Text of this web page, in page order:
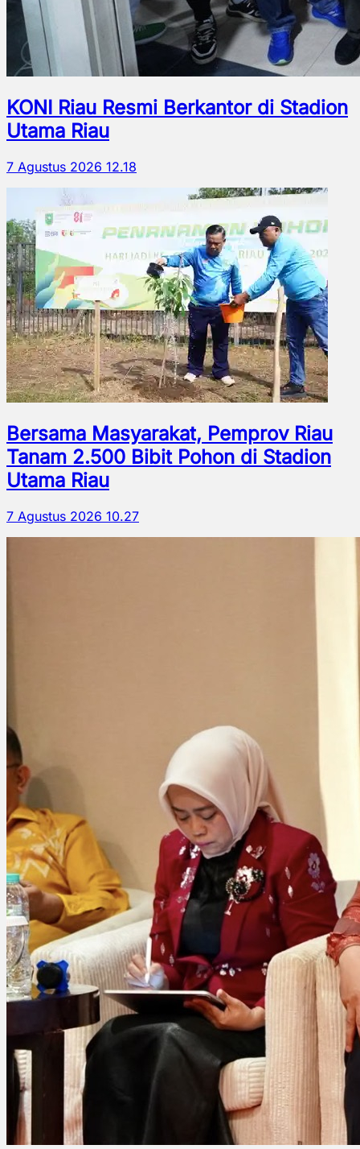
KONI Riau Resmi Berkantor di Stadion
Utama Riau
7 Agustus 2026 12.18
Bersama Masyarakat, Pemprov Riau
Tanam 2.500 Bibit Pohon di Stadion
Utama Riau
7 Agustus 2026 10.27